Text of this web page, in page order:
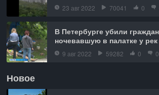
23 авг 2022 70041 0
В Петербурге убили
ночевавшую в палатке у рек
9 авг 2022 59282 0 0
Новое